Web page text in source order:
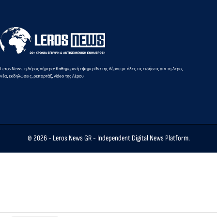
έλεγχό της και
να
αναπτύσσεται
μόνη της
Leros News, η Λέρος σήμερα: Καθημερινή εφημερίδα της Λέρου με όλες τις ειδήσεις για τη Λέρο,
νέα, εκδηλώσεις, ρεπορτάζ, video της Λέρου
© 2026 - Leros News GR- Independent Digital News Platform.